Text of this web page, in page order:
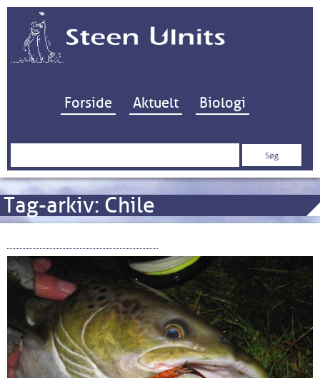
Hop til indhold
Forside Aktuelt Biologi
Søg
Tag-arkiv: Chile